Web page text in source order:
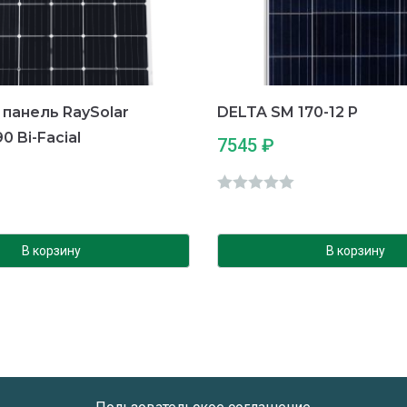
RaySolar
Bi-Facial
В корзину
DELTA SM 170-12 P
н
7545 ₽
В корзину